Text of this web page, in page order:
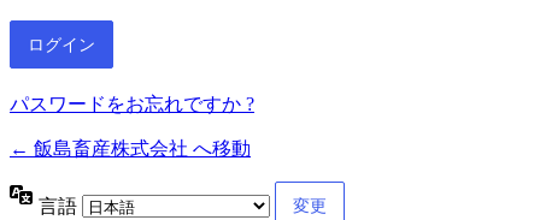
パスワードをお忘れですか ?
← 飯島畜産株式会社 へ移動
言語